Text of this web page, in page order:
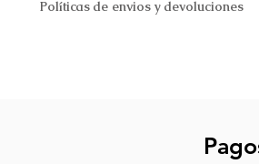
Políticas de envios y devoluciones